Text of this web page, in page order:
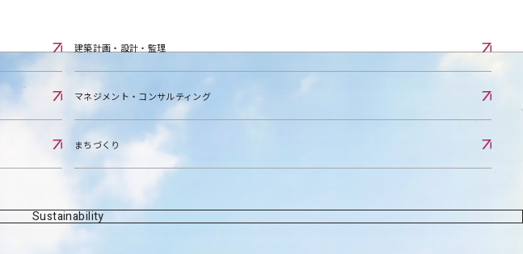
建築計画・設計・監理
マネジメント・コンサルティング
まちづくり
Sustainability